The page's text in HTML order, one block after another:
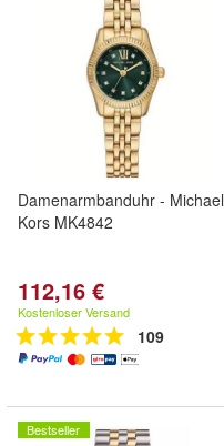
Damenarmbanduhr - Michael
Kors MK4842
112,16 €
Kostenloser Versand
109
Bestseller